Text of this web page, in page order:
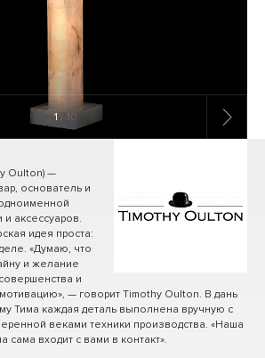
1 / 10
Oulton) —
основатель и
аксессуаров.
идея проста:
«Думаю, что
и желание
и
— говорит Timothy Oulton. В дань
Тима каждая деталь выполнена вручную с
веками техники производства. «Наша
сама входит с вами в контакт».